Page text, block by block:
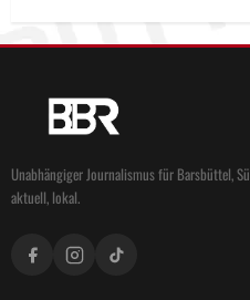
Unabhängiger Journalismus für Barsbüttel,
aktuell, lokal.